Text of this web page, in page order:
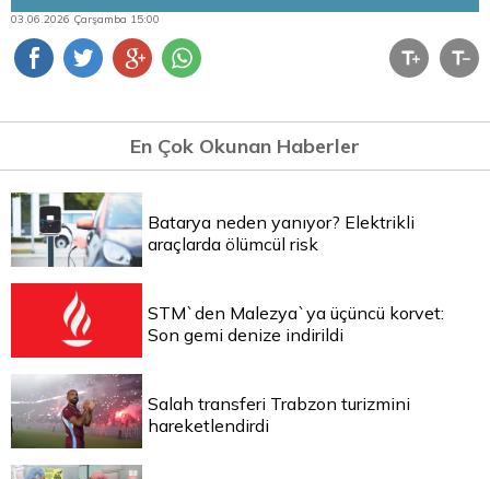
03.06.2026 Çarşamba 15:00
En Çok Okunan Haberler
Batarya neden yanıyor? Elektrikli
araçlarda ölümcül risk
STM`den Malezya`ya üçüncü korvet:
Son gemi denize indirildi
Salah transferi Trabzon turizmini
hareketlendirdi